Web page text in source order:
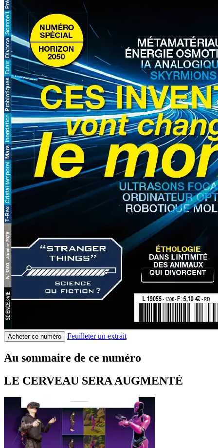
Acheter ce numéro Feuilleter un extrait
Au sommaire de ce numéro
LE CERVEAU SERA AUGMENTÉ